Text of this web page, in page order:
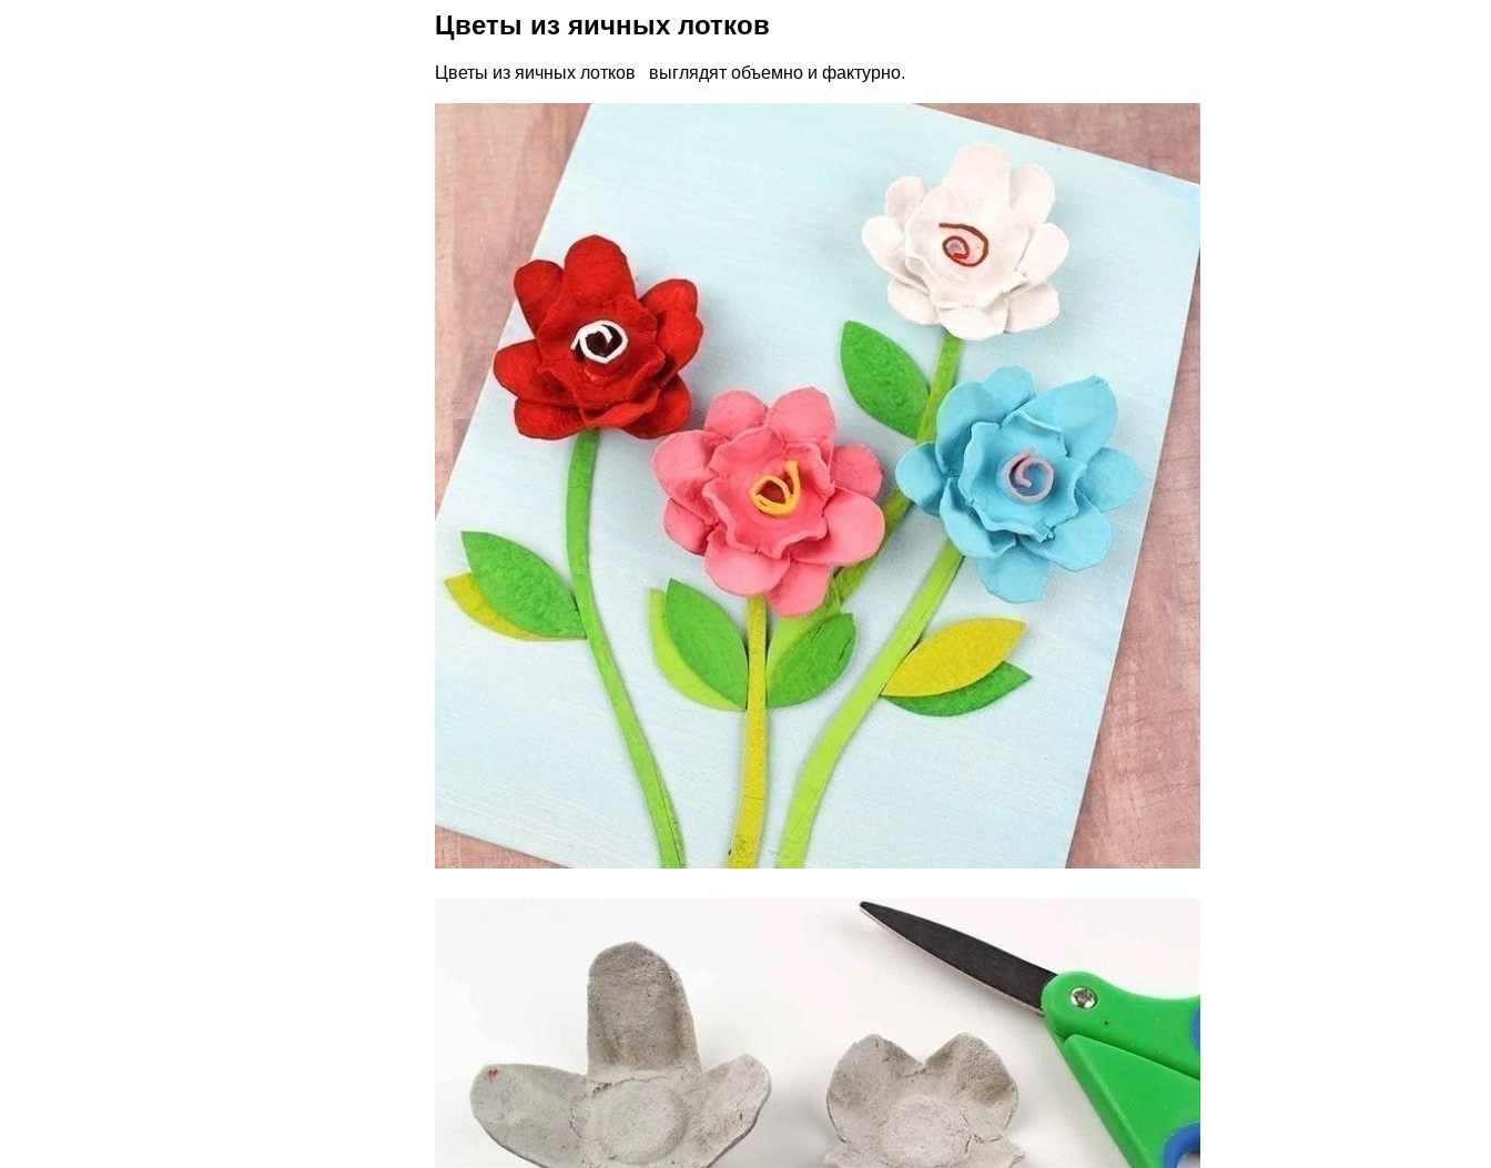
Цветы из яичных лотков
Цветы из яичных лотков выглядят объемно и фактурно.